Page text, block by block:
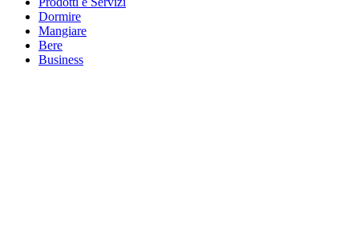
Dormire
Mangiare
Bere
Business